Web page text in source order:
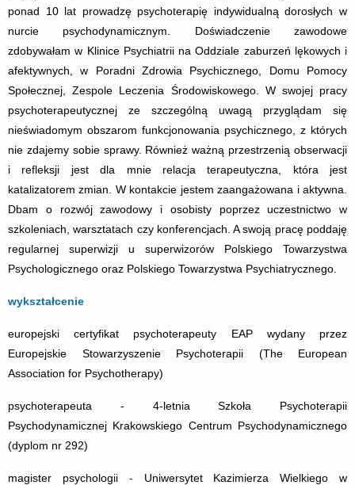
ponad 10 lat prowadzę psychoterapię indywidualną dorosłych w
nurcie psychodynamicznym. Doświadczenie zawodowe
zdobywałam w Klinice Psychiatrii na Oddziale zaburzeń lękowych i
afektywnych, w Poradni Zdrowia Psychicznego, Domu Pomocy
Społecznej, Zespole Leczenia Środowiskowego. W swojej pracy
psychoterapeutycznej ze szczególną uwagą przyglądam się
nieświadomym obszarom funkcjonowania psychicznego, z których
nie zdajemy sobie sprawy. Również ważną przestrzenią obserwacji
i refleksji jest dla mnie relacja terapeutyczna, która jest
katalizatorem zmian. W kontakcie jestem zaangażowana i aktywna.
Dbam o rozwój zawodowy i osobisty poprzez uczestnictwo w
szkoleniach, warsztatach czy konferencjach. A swoją pracę poddaję
regularnej superwizji u superwizorów Polskiego Towarzystwa
Psychologicznego oraz Polskiego Towarzystwa Psychiatrycznego.
wykształcenie
europejski certyfikat psychoterapeuty EAP wydany przez
Europejskie Stowarzyszenie Psychoterapii (The European
Association for Psychotherapy)
psychoterapeuta - 4-letnia Szkoła Psychoterapii
Psychodynamicznej Krakowskiego Centrum Psychodynamicznego
(dyplom nr 292)
magister psychologii - Uniwersytet Kazimierza Wielkiego w